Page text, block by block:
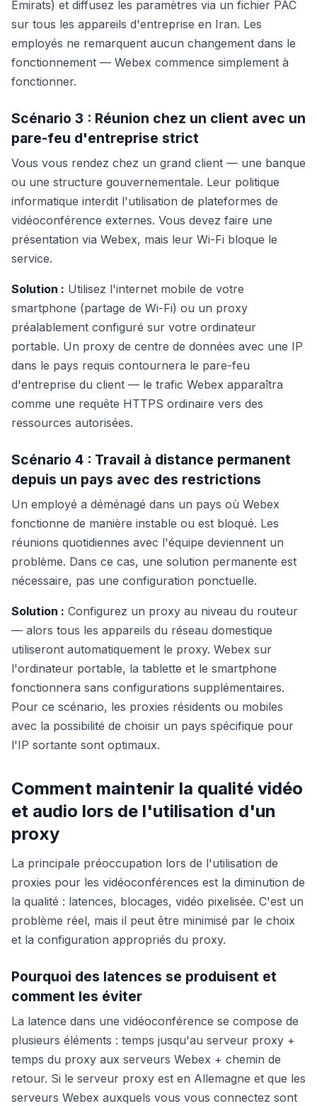
Émirats) et diffusez les paramètres via un fichier PAC
sur tous les appareils d'entreprise en Iran. Les
employés ne remarquent aucun changement dans le
fonctionnement — Webex commence simplement à
fonctionner.
Scénario 3 : Réunion chez un client avec un
pare-feu d'entreprise strict
Vous vous rendez chez un grand client — une banque
ou une structure gouvernementale. Leur politique
informatique interdit l'utilisation de plateformes de
vidéoconférence externes. Vous devez faire une
présentation via Webex, mais leur Wi-Fi bloque le
service.
Solution : Utilisez l'internet mobile de votre
smartphone (partage de Wi-Fi) ou un proxy
préalablement configuré sur votre ordinateur
portable. Un proxy de centre de données avec une IP
dans le pays requis contournera le pare-feu
d'entreprise du client — le trafic Webex apparaîtra
comme une requête HTTPS ordinaire vers des
ressources autorisées.
Scénario 4 : Travail à distance permanent
depuis un pays avec des restrictions
Un employé a déménagé dans un pays où Webex
fonctionne de manière instable ou est bloqué. Les
réunions quotidiennes avec l'équipe deviennent un
problème. Dans ce cas, une solution permanente est
nécessaire, pas une configuration ponctuelle.
Solution : Configurez un proxy au niveau du routeur
— alors tous les appareils du réseau domestique
utiliseront automatiquement le proxy. Webex sur
l'ordinateur portable, la tablette et le smartphone
fonctionnera sans configurations supplémentaires.
Pour ce scénario, les proxies résidents ou mobiles
avec la possibilité de choisir un pays spécifique pour
l'IP sortante sont optimaux.
Comment maintenir la qualité vidéo
et audio lors de l'utilisation d'un
proxy
La principale préoccupation lors de l'utilisation de
proxies pour les vidéoconférences est la diminution de
la qualité : latences, blocages, vidéo pixelisée. C'est un
problème réel, mais il peut être minimisé par le choix
et la configuration appropriés du proxy.
Pourquoi des latences se produisent et
comment les éviter
La latence dans une vidéoconférence se compose de
plusieurs éléments : temps jusqu'au serveur proxy +
temps du proxy aux serveurs Webex + chemin de
retour. Si le serveur proxy est en Allemagne et que les
serveurs Webex auxquels vous vous connectez sont